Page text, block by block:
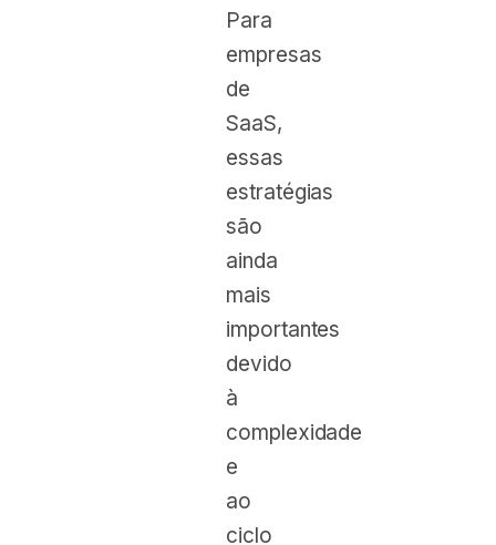
Para
empresas
de
SaaS,
essas
estratégias
são
ainda
mais
importantes
devido
à
complexidade
e
ao
ciclo